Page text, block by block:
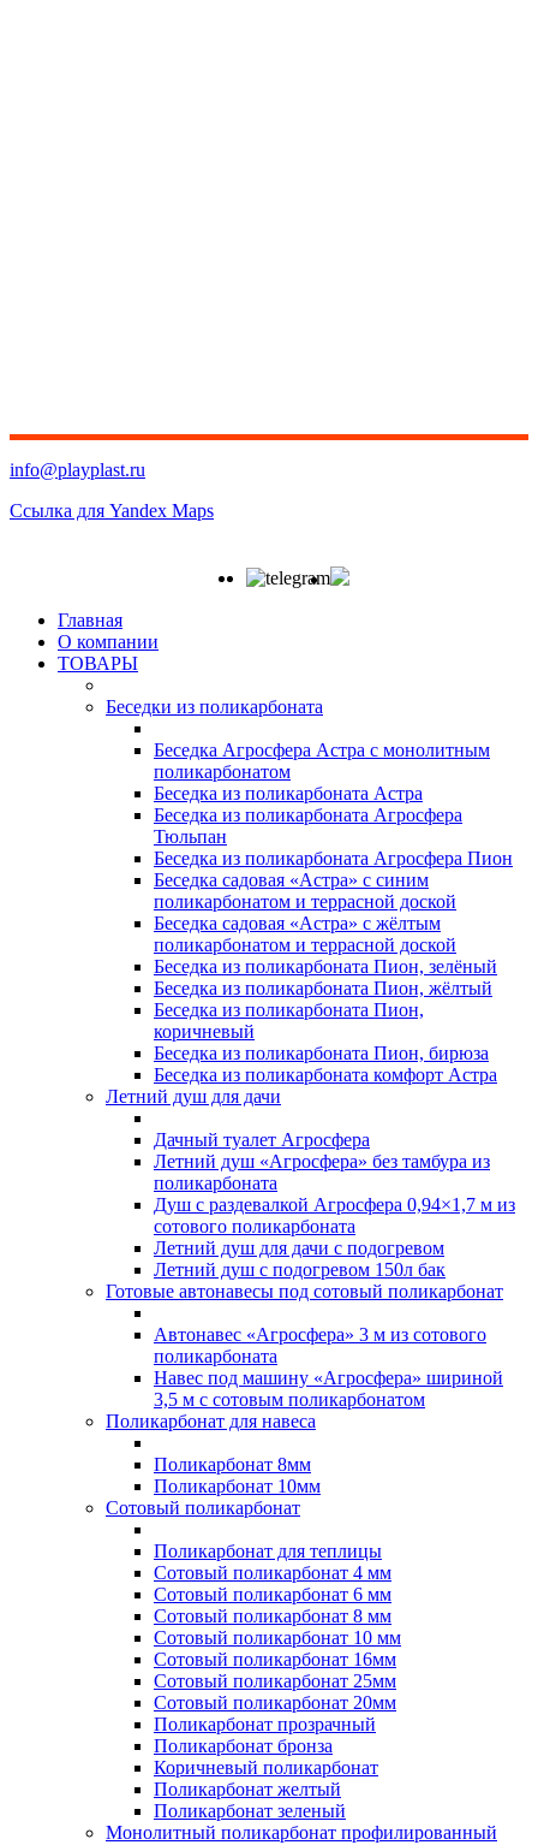
info@playplast.ru
Ссылка для Yandex Maps
Главная
О компании
ТОВАРЫ
Беседки из поликарбоната
Беседка Агросфера Астра с монолитным
поликарбонатом
Беседка из поликарбоната Астра
Беседка из поликарбоната Агросфера
Тюльпан
Беседка из поликарбоната Агросфера Пион
Беседка садовая «Астра» с синим
поликарбонатом и террасной доской
Беседка садовая «Астра» с жёлтым
поликарбонатом и террасной доской
Беседка из поликарбоната Пион, зелёный
Беседка из поликарбоната Пион, жёлтый
Беседка из поликарбоната Пион,
коричневый
Беседка из поликарбоната Пион, бирюза
Беседка из поликарбоната комфорт Астра
Летний душ для дачи
Дачный туалет Агросфера
Летний душ «Агросфера» без тамбура из
поликарбоната
Душ с раздевалкой Агросфера 0,94×1,7 м из
сотового поликарбоната
Летний душ для дачи с подогревом
Летний душ с подогревом 150л бак
Готовые автонавесы под сотовый поликарбонат
Автонавес «Агросфера» 3 м из сотового
поликарбоната
Навес под машину «Агросфера» шириной
3,5 м с сотовым поликарбонатом
Поликарбонат для навеса
Поликарбонат 8мм
Поликарбонат 10мм
Сотовый поликарбонат
Поликарбонат для теплицы
Сотовый поликарбонат 4 мм
Сотовый поликарбонат 6 мм
Сотовый поликарбонат 8 мм
Сотовый поликарбонат 10 мм
Сотовый поликарбонат 16мм
Сотовый поликарбонат 25мм
Сотовый поликарбонат 20мм
Поликарбонат прозрачный
Поликарбонат бронза
Коричневый поликарбонат
Поликарбонат желтый
Поликарбонат зеленый
Монолитный поликарбонат профилированный